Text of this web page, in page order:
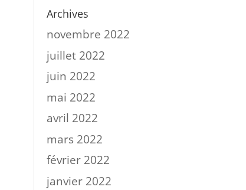
Archives
novembre 2022
juillet 2022
juin 2022
mai 2022
avril 2022
mars 2022
février 2022
janvier 2022